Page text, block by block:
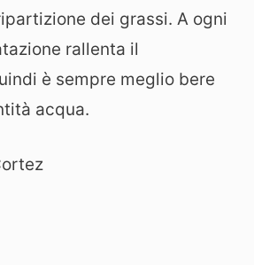
dei grassi. A ogni
rallenta il
è sempre meglio bere
acqua.